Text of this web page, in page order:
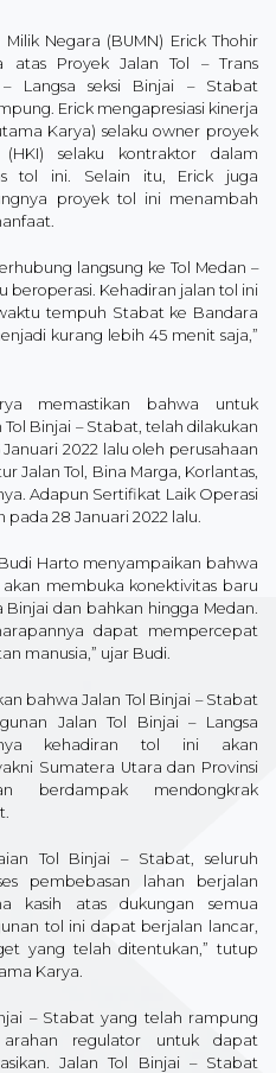
Negara (BUMN) Erick Thohir
atas Proyek Jalan Tol – Trans
Langsa seksi Binjai – Stabat
Erick mengapresiasi kinerja
Karya) selaku owner proyek
selaku kontraktor dalam
tol ini. Selain itu, Erick juga
proyek tol ini menambah
langsung ke Tol Medan –
beroperasi. Kehadiran jalan tol ini
tempuh Stabat ke Bandara
kurang lebih 45 menit saja,”
memastikan bahwa untuk
Binjai – Stabat, telah dilakukan
Januari 2022 lalu oleh perusahaan
Jalan Tol, Bina Marga, Korlantas,
Adapun Sertifikat Laik Operasi
28 Januari 2022 lalu.
Harto menyampaikan bahwa
membuka konektivitas baru
dan bahkan hingga Medan.
dapat mempercepat
manusia,” ujar Budi.
bahwa Jalan Tol Binjai – Stabat
Jalan Tol Binjai – Langsa
kehadiran tol ini akan
Sumatera Utara dan Provinsi
berdampak mendongkrak
Tol Binjai – Stabat, seluruh
pembebasan lahan berjalan
kasih atas dukungan semua
tol ini dapat berjalan lancar,
yang telah ditentukan,” tutup
Karya.
– Stabat yang telah rampung
regulator untuk dapat
Jalan Tol Binjai – Stabat